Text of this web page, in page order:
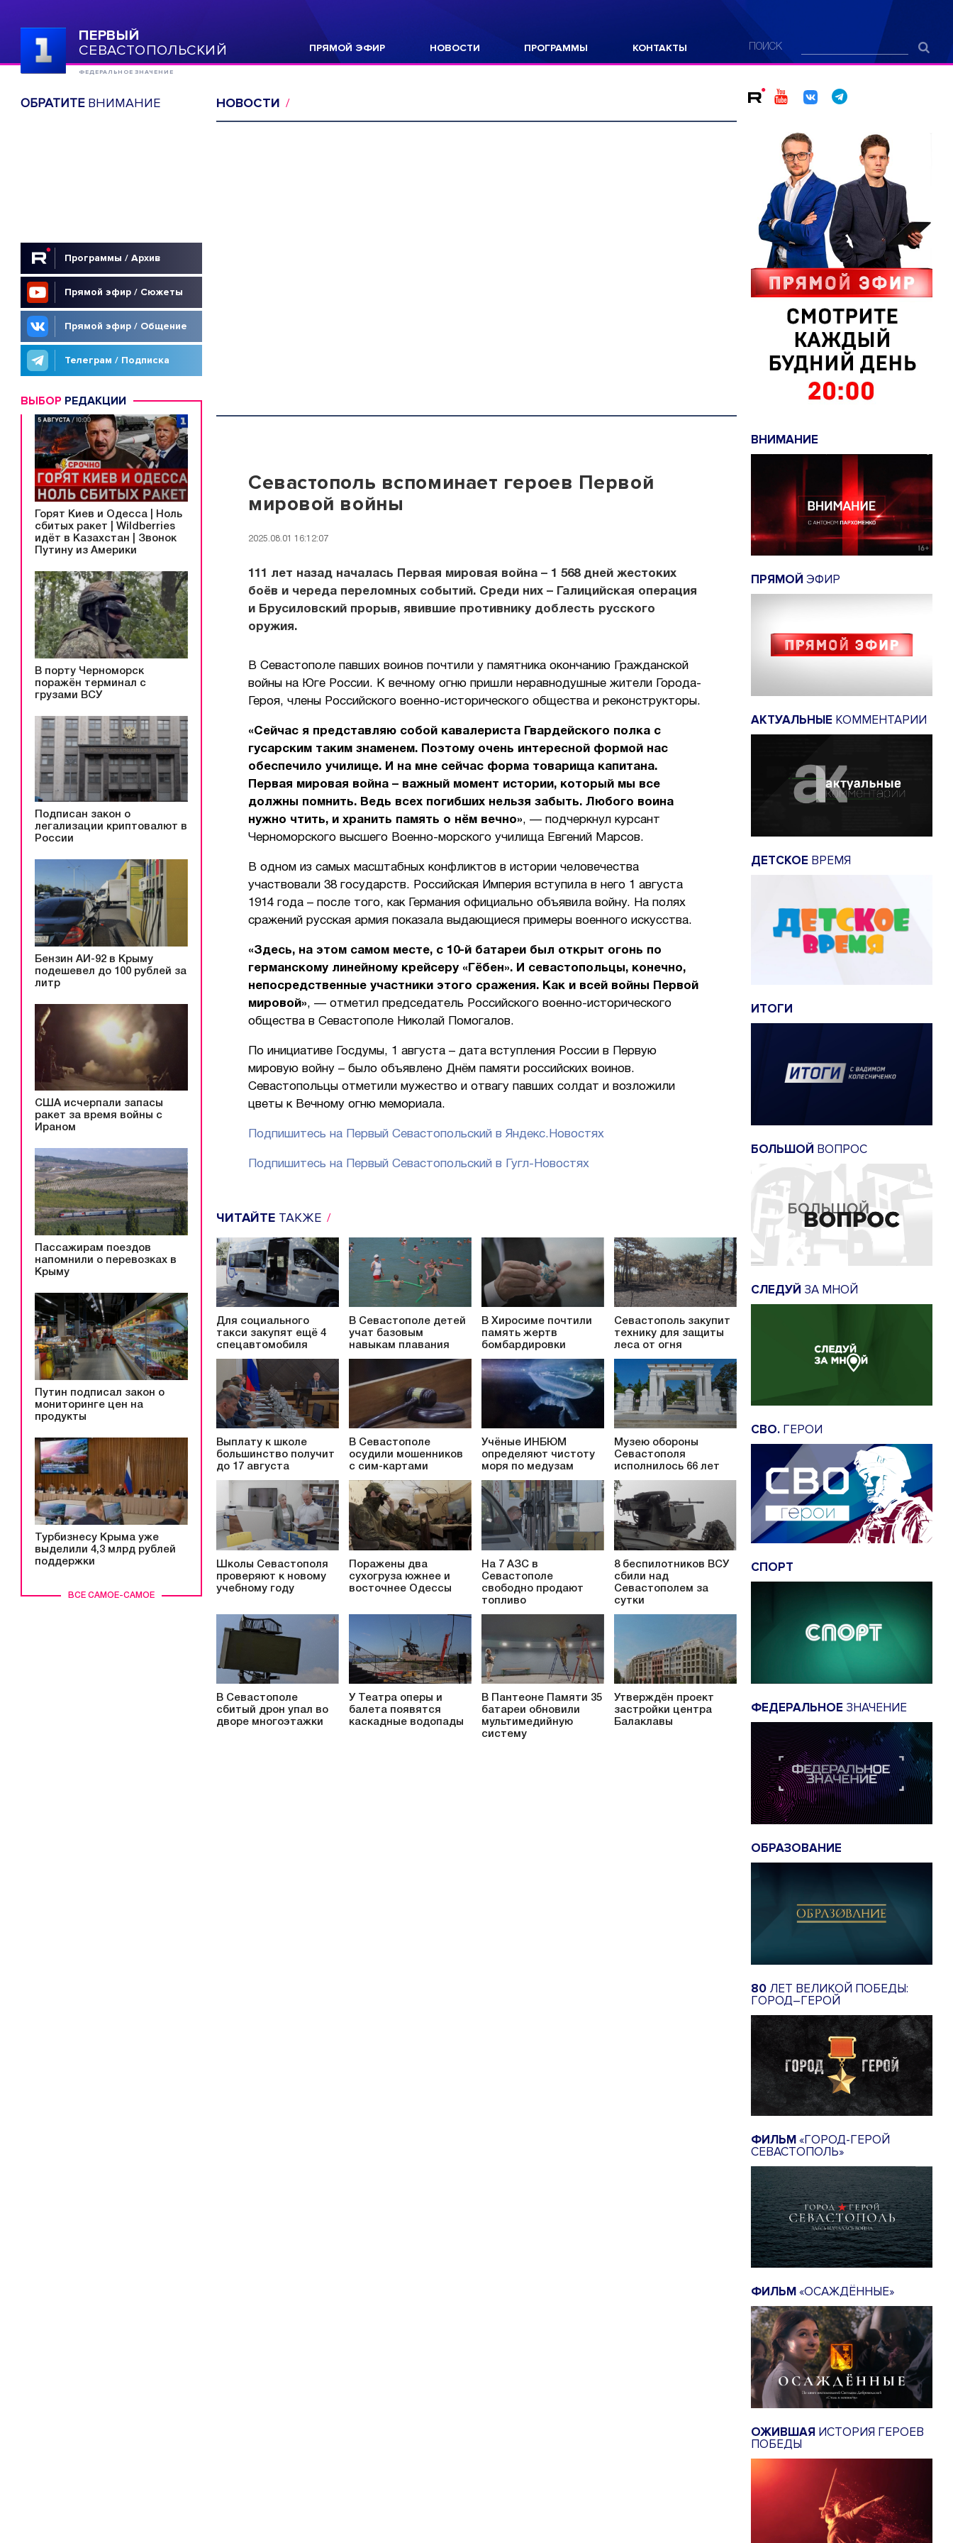
ПЕРВЫЙ
СЕВАСТОПОЛЬСКИЙ
ФЕДЕРАЛЬНОЕ ЗНАЧЕНИЕ
ПРЯМОЙ ЭФИР НОВОСТИ ПРОГРАММЫ КОНТАКТЫ ПОИСК
ОБРАТИТЕВНИМАНИЕ
Программы / Архив
Прямой эфир / Сюжеты
Прямой эфир / Общение
Телеграм / Подписка
ВЫБОР РЕДАКЦИИ
ВСЕ САМОЕ-САМОЕ
Горят Киев и Одесса | Ноль
сбитых ракет | Wildberries
идёт в Казахстан | Звонок
Путину из Америки
В порту Черноморск
поражён терминал с
грузами ВСУ
Подписан закон о
легализации криптовалют в
России
Бензин АИ-92 в Крыму
подешевел до 100 рублей за
литр
США исчерпали запасы
ракет за время войны с
Ираном
Пассажирам поездов
напомнили о перевозках в
Крыму
Путин подписал закон о
мониторинге цен на
продукты
Турбизнесу Крыма уже
выделили 4,3 млрд рублей
поддержки
НОВОСТИ
Севастополь вспоминает героев Первой
мировой войны
2025.08.01 16:12:07
111 лет назад началась Первая мировая война – 1 568 дней жестоких
боёв и череда переломных событий. Среди них – Галицийская операция
и Брусиловский прорыв, явившие противнику доблесть русского
оружия.
В Севастополе павших воинов почтили у памятника окончанию Гражданской
войны на Юге России. К вечному огню пришли неравнодушные жители Города-
Героя, члены Российского военно-исторического общества и реконструкторы.
«Сейчас я представляю собой кавалериста Гвардейского полка с
гусарским таким знаменем. Поэтому очень интересной формой нас
обеспечило училище. И на мне сейчас форма товарища капитана.
Первая мировая война – важный момент истории, который мы все
должны помнить. Ведь всех погибших нельзя забыть. Любого воина
нужно чтить, и хранить память о нём вечно», — подчеркнул курсант
Черноморского высшего Военно-морского училища Евгений Марсов.
В одном из самых масштабных конфликтов в истории человечества
участвовали 38 государств. Российская Империя вступила в него 1 августа
1914 года – после того, как Германия официально объявила войну. На полях
сражений русская армия показала выдающиеся примеры военного искусства.
«Здесь, на этом самом месте, с 10-й батареи был открыт огонь по
германскому линейному крейсеру «Гёбен». И севастопольцы, конечно,
непосредственные участники этого сражения. Как и всей войны Первой
мировой», — отметил председатель Российского военно-исторического
общества в Севастополе Николай Помогалов.
По инициативе Госдумы, 1 августа – дата вступления России в Первую
мировую войну – было объявлено Днём памяти российских воинов.
Севастопольцы отметили мужество и отвагу павших солдат и возложили
цветы к Вечному огню мемориала.
Подпишитесь на Первый Севастопольский в Яндекс.Новостях
Подпишитесь на Первый Севастопольский в Гугл-Новостях
ЧИТАЙТЕ ТАКЖЕ
Для социального
такси закупят ещё 4
спецавтомобиля
В Севастополе детей
учат базовым
навыкам плавания
В Хиросиме почтили
память жертв
бомбардировки
Севастополь закупит
технику для защиты
леса от огня
Выплату к школе
большинство получит
до 17 августа
В Севастополе
осудили мошенников
с сим-картами
Учёные ИНБЮМ
определяют чистоту
моря по медузам
Музею обороны
Севастополя
исполнилось 66 лет
Школы Севастополя
проверяют к новому
учебному году
Поражены два
сухогруза южнее и
восточнее Одессы
На 7 АЗС в
Севастополе
свободно продают
топливо
8 беспилотников ВСУ
сбили над
Севастополем за
сутки
В Севастополе
сбитый дрон упал во
дворе многоэтажки
У Театра оперы и
балета появятся
каскадные водопады
В Пантеоне Памяти 35
батареи обновили
мультимедийную
систему
Утверждён проект
застройки центра
Балаклавы
ВНИМАНИЕ
ПРЯМОЙ ЭФИР
АКТУАЛЬНЫЕ КОММЕНТАРИИ
ДЕТСКОЕ ВРЕМЯ
ИТОГИ
БОЛЬШОЙ ВОПРОС
СЛЕДУЙ ЗА МНОЙ
СВО. ГЕРОИ
СПОРТ
ФЕДЕРАЛЬНОЕ ЗНАЧЕНИЕ
ОБРАЗОВАНИЕ
80 ЛЕТ ВЕЛИКОЙ ПОБЕДЫ:
ГОРОД–ГЕРОЙ
ФИЛЬМ«ГОРОД-ГЕРОЙ
СЕВАСТОПОЛЬ»
ФИЛЬМ«ОСАЖДЁННЫЕ»
ОЖИВШАЯ ИСТОРИЯ ГЕРОЕВ
ПОБЕДЫ